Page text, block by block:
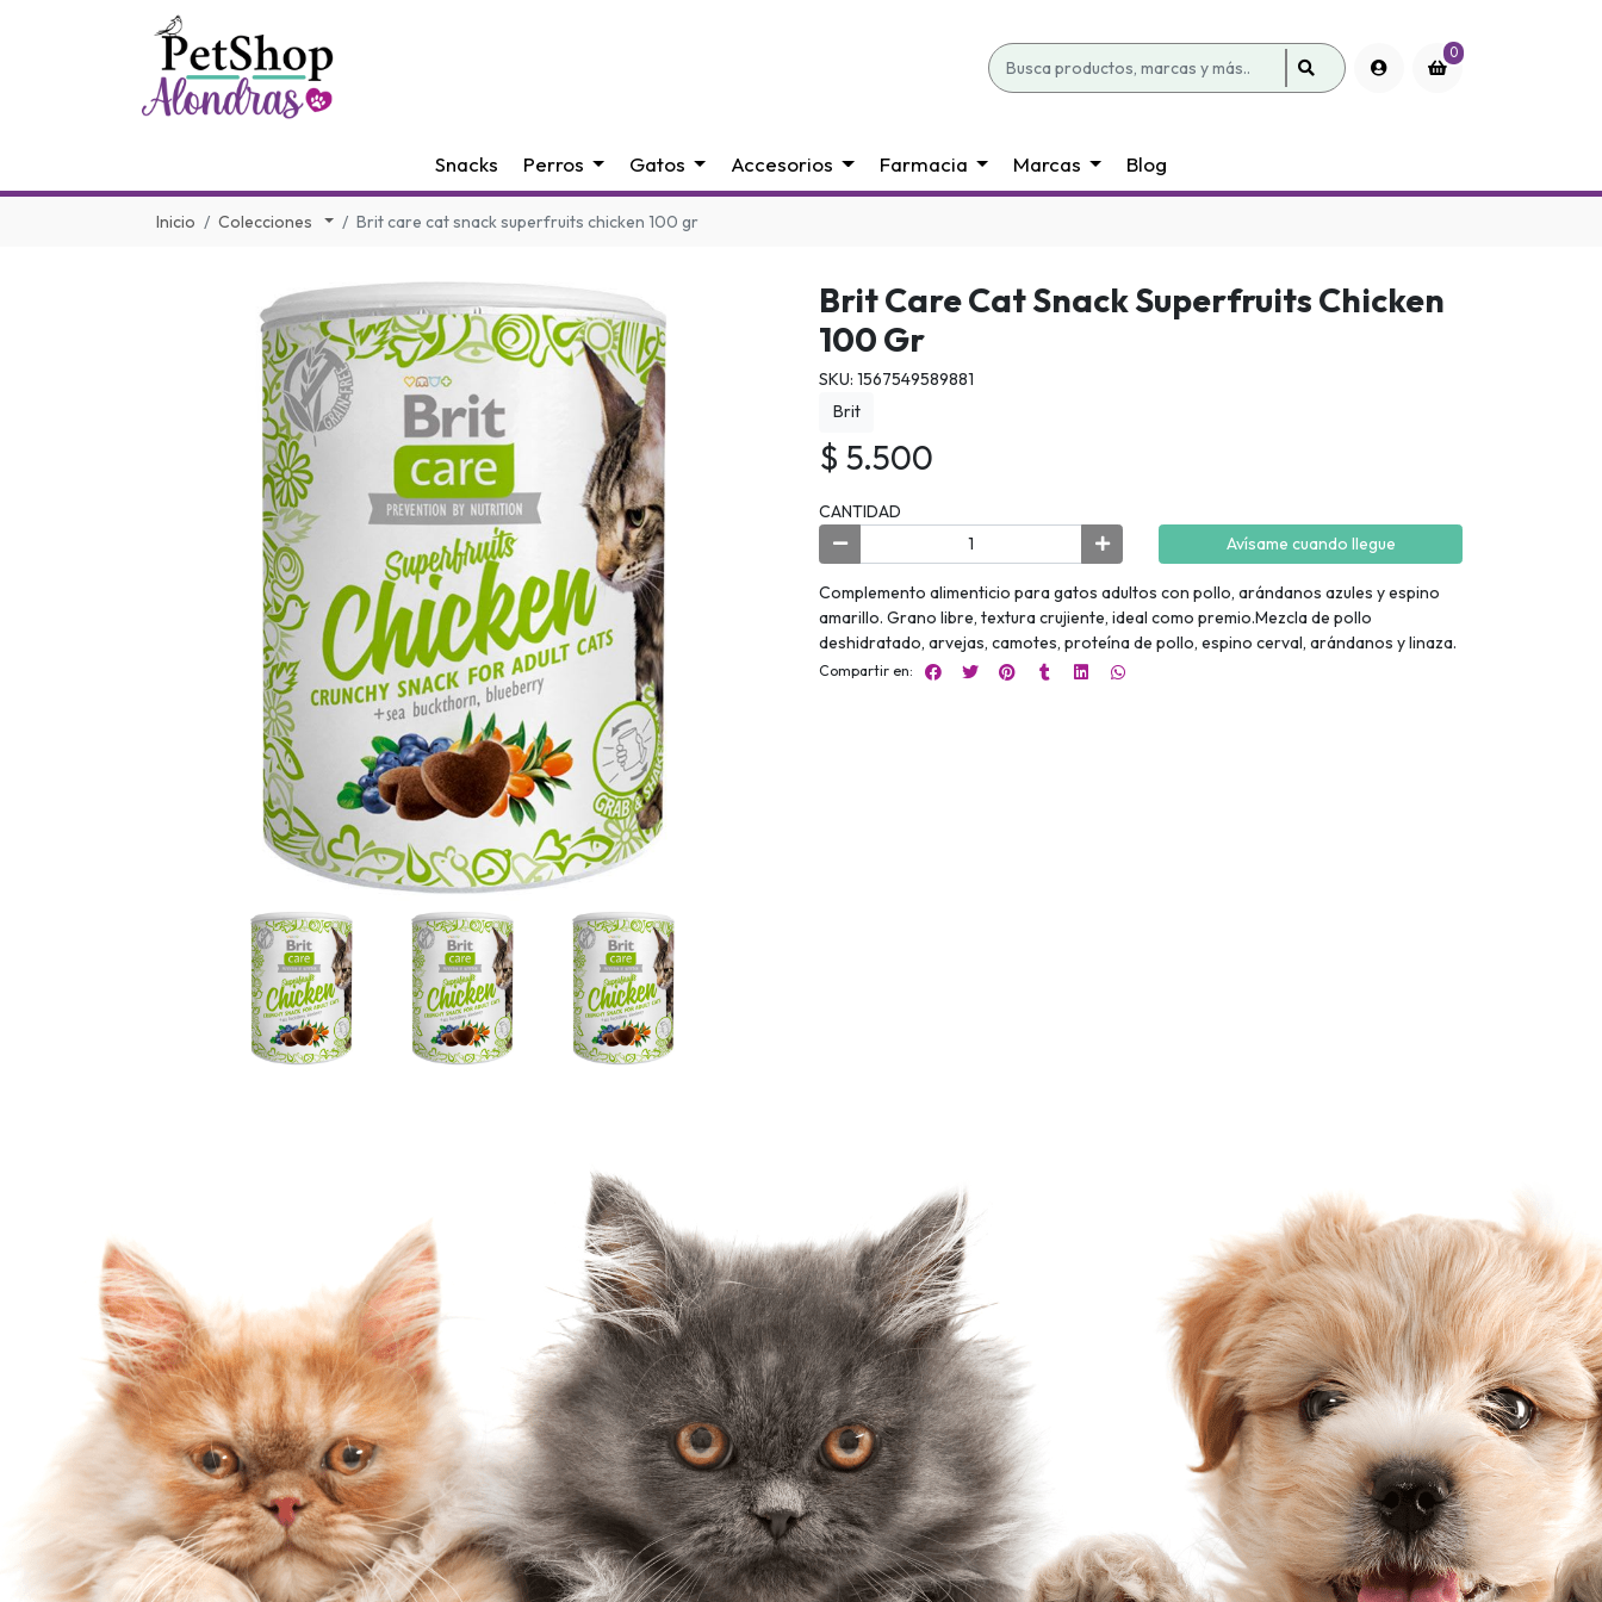
0
Snacks Perros Gatos Accesorios Farmacia Marcas Blog
Inicio Colecciones Brit care cat snack superfruits chicken 100 gr
Brit Care Cat Snack Superfruits Chicken
100 Gr
SKU: 1567549589881
Brit
$ 5.500
CANTIDAD
Avísame cuando llegue
Complemento alimenticio para gatos adultos con pollo, arándanos azules y espino
amarillo. Grano libre, textura crujiente, ideal como premio.Mezcla de pollo
deshidratado, arvejas, camotes, proteína de pollo, espino cerval, arándanos y linaza.
Compartir en: